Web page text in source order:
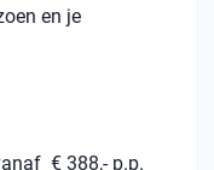
en je
€ 388,- p.p.